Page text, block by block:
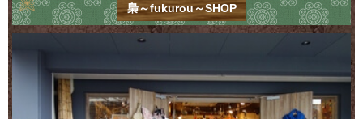
梟～fukurou～SHOP